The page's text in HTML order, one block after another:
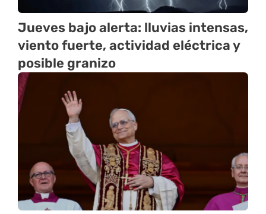
Jueves bajo alerta: lluvias intensas,
viento fuerte, actividad eléctrica y
posible granizo